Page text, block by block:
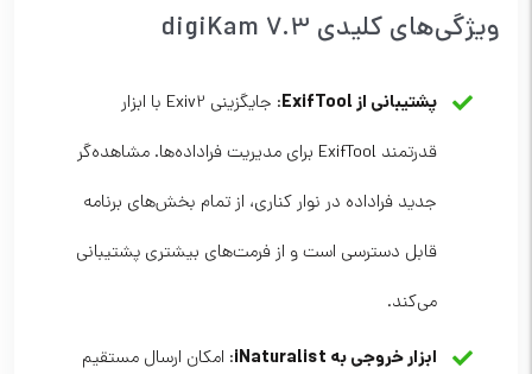
ویژگی‌های کلیدی digiKam 7.3
پشتیبانی از ExifTool
: جایگزینی Exiv2 با ابزار
قدرتمند ExifTool برای مدیریت فراداده‌ها. مشاهده‌گر
جدید فراداده در نوار کناری، از تمام بخش‌های برنامه
قابل دسترسی است و از فرمت‌های بیشتری پشتیبانی
می‌کند.
ابزار خروجی به iNaturalist
: امکان ارسال مستقیم